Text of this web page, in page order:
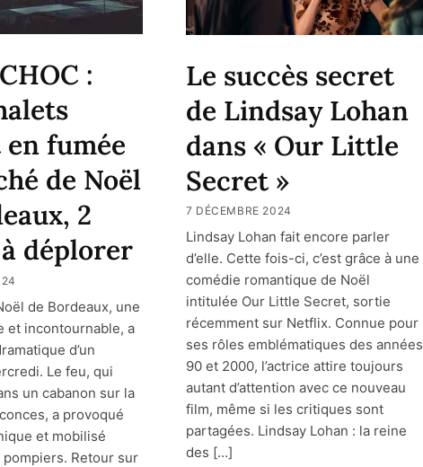
:
fumée
de Noël
2
déplorer
de Bordeaux, une
et incontournable, a
d’un
Le feu, qui
un cabanon sur la
a provoqué
et mobilisé
Retour sur
Le succès secret
de Lindsay Lohan
dans « Our Little
Secret »
7 DÉCEMBRE 2024
Lindsay Lohan fait encore parler
d’elle. Cette fois-ci, c’est grâce à une
comédie romantique de Noël
intitulée Our Little Secret, sortie
récemment sur Netflix. Connue pour
ses rôles emblématiques des années
90 et 2000, l’actrice attire toujours
autant d’attention avec ce nouveau
film, même si les critiques sont
partagées. Lindsay Lohan : la reine
des […]